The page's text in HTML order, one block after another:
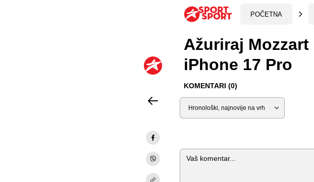
POČETNA
Ažuriraj
iPhone 17 Pro
KOMENTARI (0)
Sortiraj
Komentar